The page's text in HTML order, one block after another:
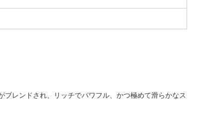
レンドされ、リッチでパワフル、かつ極めて滑らかなス